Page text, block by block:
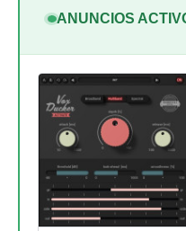
ANUNCIOS